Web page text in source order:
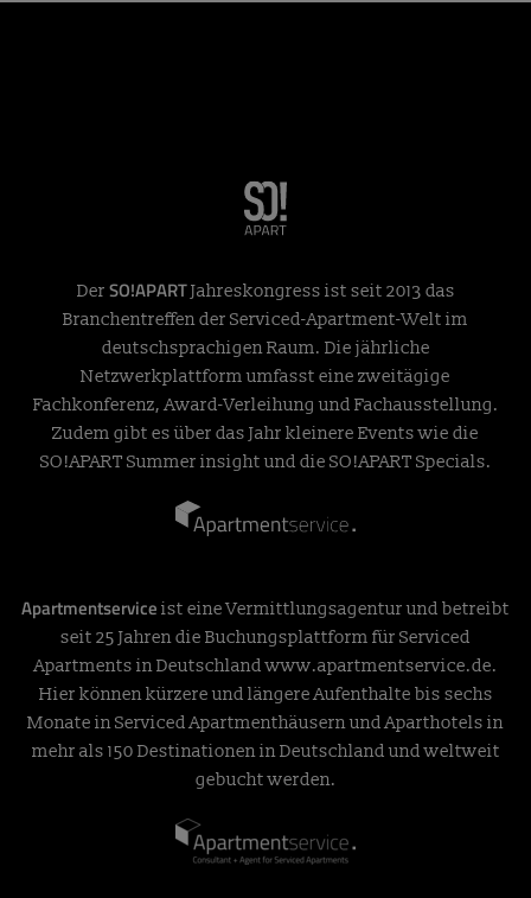
Der SO!APARTJahreskongress ist seit 2013 das
Branchentreffen der Serviced-Apartment-Welt im
deutschsprachigen Raum. Die jährliche
Netzwerkplattform umfasst eine zweitägige
Fachkonferenz, Award-Verleihung und Fachausstellung.
Zudem gibt es über das Jahr kleinere Events wie die
SO!APART Summer insight und die SO!APART Specials.
Apartmentservice ist eine Vermittlungsagentur und betreibt
seit 25 Jahren die Buchungsplattform für Serviced
Apartments in Deutschlandwww.apartmentservice.de.
Hier können kürzere und längere Aufenthalte bis sechs
Monate in Serviced Apartmenthäusern und Aparthotels in
mehr als 150 Destinationen in Deutschland und weltweit
gebucht werden.